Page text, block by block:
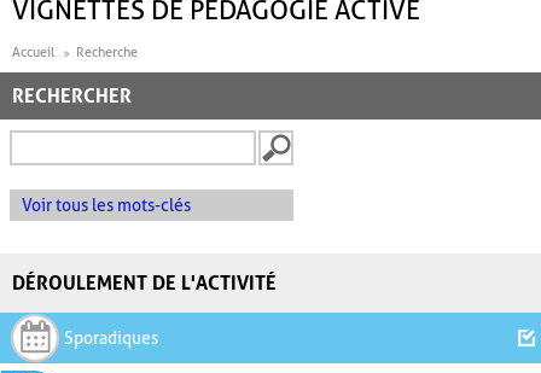
VIGNETTES DE PÉDAGOGIE ACTIVE
Accueil Recherche
RECHERCHER
Voir tous les mots-clés
DÉROULEMENT DE L'ACTIVITÉ
Sporadiques